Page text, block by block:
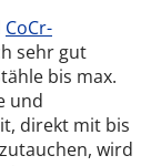
CoCr-
sehr gut
bis max.
und
direkt mit bis
wird